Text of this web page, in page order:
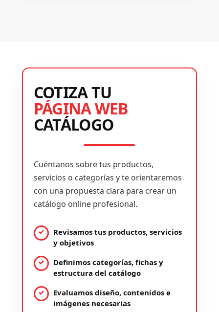
COTIZA TU
PÁGINA WEB
CATÁLOGO
Cuéntanos sobre tus productos,
servicios o categorías y te orientaremos
con una propuesta clara para crear un
catálogo online profesional.
Revisamos tus productos, servicios
y objetivos
Definimos categorías, fichas y
estructura del catálogo
Evaluamos diseño, contenidos e
imágenes necesarias